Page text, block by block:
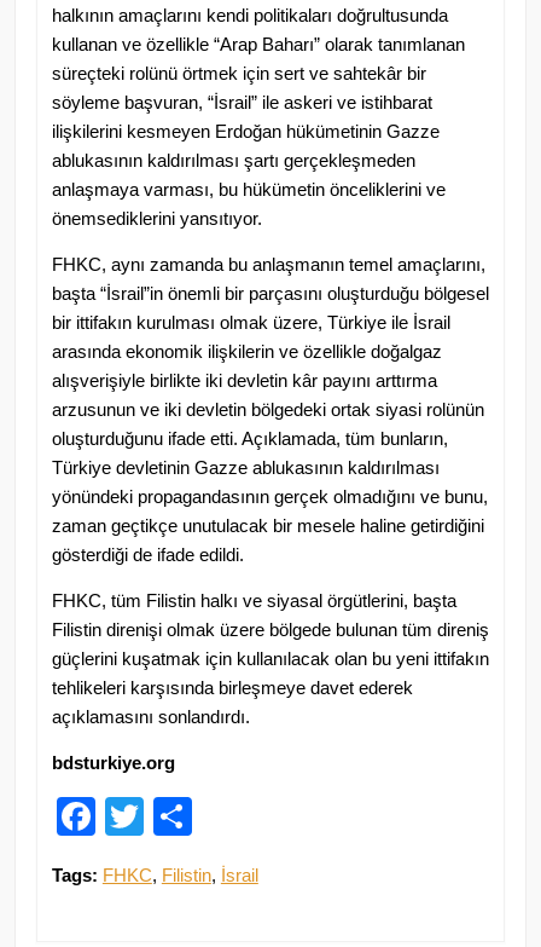
halkının amaçlarını kendi politikaları doğrultusunda
kullanan ve özellikle “Arap Baharı” olarak tanımlanan
süreçteki rolünü örtmek için sert ve sahtekâr bir
söyleme başvuran, “İsrail” ile askeri ve istihbarat
ilişkilerini kesmeyen Erdoğan hükümetinin Gazze
ablukasının kaldırılması şartı gerçekleşmeden
anlaşmaya varması, bu hükümetin önceliklerini ve
önemsediklerini yansıtıyor.
FHKC, aynı zamanda bu anlaşmanın temel amaçlarını,
başta “İsrail”in önemli bir parçasını oluşturduğu bölgesel
bir ittifakın kurulması olmak üzere, Türkiye ile İsrail
arasında ekonomik ilişkilerin ve özellikle doğalgaz
alışverişiyle birlikte iki devletin kâr payını arttırma
arzusunun ve iki devletin bölgedeki ortak siyasi rolünün
oluşturduğunu ifade etti. Açıklamada, tüm bunların,
Türkiye devletinin Gazze ablukasının kaldırılması
yönündeki propagandasının gerçek olmadığını ve bunu,
zaman geçtikçe unutulacak bir mesele haline getirdiğini
gösterdiği de ifade edildi.
FHKC, tüm Filistin halkı ve siyasal örgütlerini, başta
Filistin direnişi olmak üzere bölgede bulunan tüm direniş
güçlerini kuşatmak için kullanılacak olan bu yeni ittifakın
tehlikeleri karşısında birleşmeye davet ederek
açıklamasını sonlandırdı.
bdsturkiye.org
Facebook
Twitter
Tags: FHKC, Filistin, İsrail